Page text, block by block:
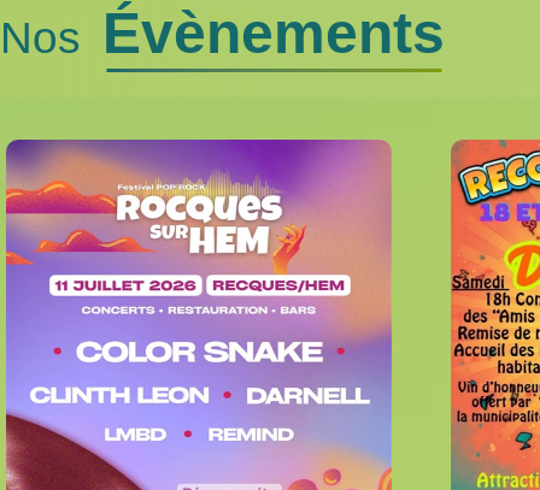
Nos Évènements